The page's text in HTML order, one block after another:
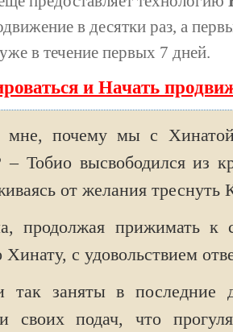
в десятки раз, а
в течение первых 7 дней.
и Начать
почему мы с Хинатой
– Тобио высвободился из
от желания треснуть
продолжая прижимать к
с удовольствием
заняты в последние
своих подач, что